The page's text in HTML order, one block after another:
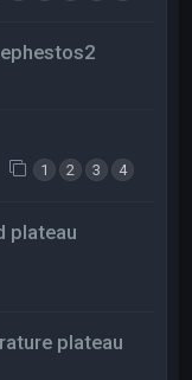
1 2 3 4
plateau
plateau